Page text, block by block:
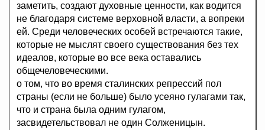
заметить, создают духовные ценности, как водится
не благодаря системе верховной власти, а вопреки
ей. Среди человеческих особей встречаются такие,
которые не мыслят своего существования без тех
идеалов, которые во все века оставались
общечеловеческими.
о том, что во время сталинских репрессий пол
страны (если не больше) было усеяно гулагами так,
что и страна была одним гулагом,
засвидетельствовал не один Солженицын.